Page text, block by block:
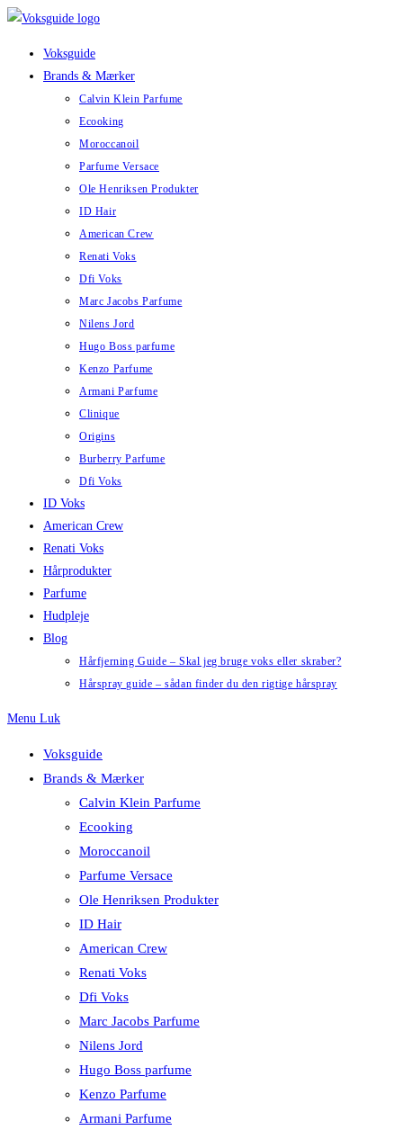
Skip
Voksguide
Brands & Mærker
Calvin Klein Parfume
Ecooking
Moroccanoil
Parfume Versace
Ole Henriksen Produkter
ID Hair
American Crew
Renati Voks
Dfi Voks
Marc Jacobs Parfume
Nilens Jord
Hugo Boss parfume
Kenzo Parfume
Armani Parfume
Clinique
Origins
Burberry Parfume
Dfi Voks
ID Voks
American Crew
Renati Voks
Hårprodukter
Parfume
Hudpleje
Blog
Hårfjerning Guide – Skal jeg bruge voks eller skraber?
Hårspray guide – sådan finder du den rigtige hårspray
Menu Luk
Voksguide
Brands & Mærker
Calvin Klein Parfume
Ecooking
Moroccanoil
Parfume Versace
Ole Henriksen Produkter
ID Hair
American Crew
Renati Voks
Dfi Voks
Marc Jacobs Parfume
Nilens Jord
Hugo Boss parfume
Kenzo Parfume
Armani Parfume